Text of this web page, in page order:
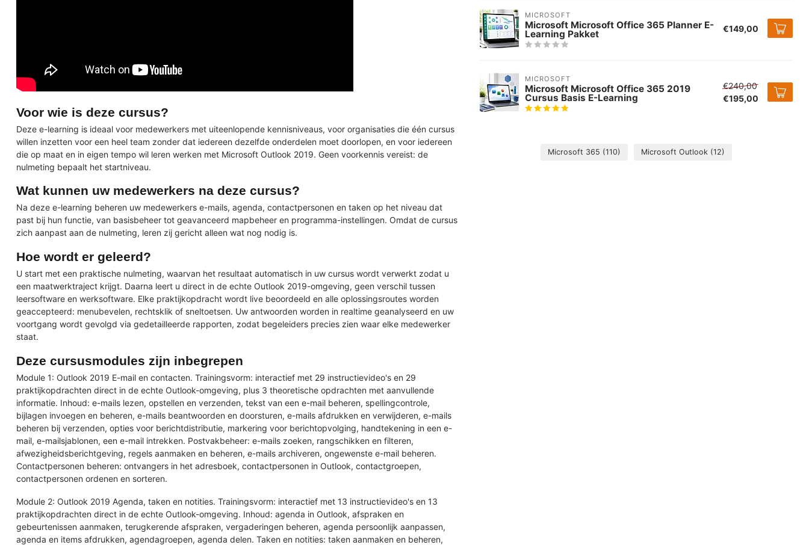
Voor wie is deze cursus?
Deze e-learning is ideaal voor medewerkers met uiteenlopende kennisniveaus, voor organisaties die één cursus
willen inzetten voor een heel team zonder dat iedereen dezelfde onderdelen moet doorlopen, en voor iedereen
die op maat en in eigen tempo wil leren werken met Microsoft Outlook 2019. Geen voorkennis vereist: de
nulmeting bepaalt het startniveau.
Wat kunnen uw medewerkers na deze cursus?
Na deze e-learning beheren uw medewerkers e-mails, agenda, contactpersonen en taken op het niveau dat
past bij hun functie, van basisbeheer tot geavanceerd mapbeheer en programma-instellingen. Omdat de cursus
zich aanpast aan de nulmeting, leren zij gericht alleen wat nog nodig is.
Hoe wordt er geleerd?
U start met een praktische nulmeting, waarvan het resultaat automatisch in uw cursus wordt verwerkt zodat u
een maatwerktraject krijgt. Daarna leert u direct in de echte Outlook 2019-omgeving, geen verschil tussen
leersoftware en werksoftware. Elke praktijkopdracht wordt live beoordeeld en alle oplossingsroutes worden
geaccepteerd: menubevelen, rechtsklik of sneltoetsen. Uw antwoorden worden in realtime geanalyseerd en uw
voortgang wordt gevolgd via gedetailleerde rapporten, zodat begeleiders precies zien waar elke medewerker
staat.
Deze cursusmodules zijn inbegrepen
Module 1: Outlook 2019 E-mail en contacten. Trainingsvorm: interactief met 29 instructievideo's en 29
praktijkopdrachten direct in de echte Outlook-omgeving, plus 3 theoretische opdrachten met aanvullende
informatie. Inhoud: e-mails lezen, opstellen en verzenden, tekst van een e-mail beheren, spellingcontrole,
bijlagen invoegen en beheren, e-mails beantwoorden en doorsturen, e-mails afdrukken en verwijderen, e-mails
beheren bij verzenden, opties voor berichtdistributie, markering voor berichtopvolging, handtekening in een e-
mail, e-mailsjablonen, een e-mail intrekken. Postvakbeheer: e-mails zoeken, rangschikken en filteren,
afwezigheidsberichtgeving, regels aanmaken en beheren, e-mails archiveren, ongewenste e-mail beheren.
Contactpersonen beheren: ontvangers in het adresboek, contactpersonen in Outlook, contactgroepen,
contactpersonen ordenen en sorteren.
Module 2: Outlook 2019 Agenda, taken en notities. Trainingsvorm: interactief met 13 instructievideo's en 13
praktijkopdrachten direct in de echte Outlook-omgeving. Inhoud: agenda in Outlook, afspraken en
gebeurtenissen aanmaken, terugkerende afspraken, vergaderingen beheren, agenda persoonlijk aanpassen,
agenda en items afdrukken, agendagroepen, agenda delen. Taken en notities: taken aanmaken en beheren,
MICROSOFT
Microsoft Microsoft Office 365 Planner E-
Learning Pakket €149,00
MICROSOFT
Microsoft Microsoft Office 365 2019
Cursus Basis E-Learning
€240,00
€195,00
Microsoft 365 (110) Microsoft Outlook (12)